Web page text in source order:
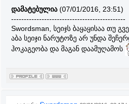
დამატებულია (07/01/2016, 23:51)
---------------------------------------------
Swordsman, სეიჯს ბაყაყისაა თუ
აბა სეიჯი ნარუტოზე არ უნდა
ჰოკაგეობა და მაგან დაამუღამოს